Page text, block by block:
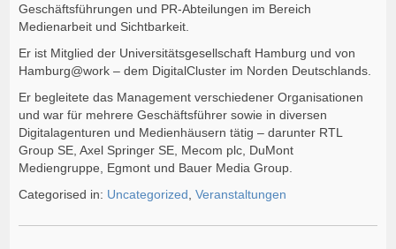
Geschäftsführungen und PR-Abteilungen im Bereich
Medienarbeit und Sichtbarkeit.
Er ist Mitglied der Universitätsgesellschaft Hamburg und von
Hamburg@work – dem DigitalCluster im Norden Deutschlands.
Er begleitete das Management verschiedener Organisationen
und war für mehrere Geschäftsführer sowie in diversen
Digitalagenturen und Medienhäusern tätig – darunter RTL
Group SE, Axel Springer SE, Mecom plc, DuMont
Mediengruppe, Egmont und Bauer Media Group.
Categorised in: Uncategorized ,Veranstaltungen